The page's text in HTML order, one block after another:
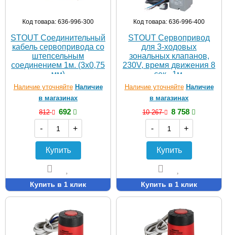
Код товара: 636-996-300
STOUT Соединительный
кабель сервопривода со
штепсельным
соединением 1м. (3х0,75
мм)
Наличие уточняйте Наличие
в магазинах
812
692
-
+
Купить
Купить в 1 клик
Код товара: 636-996-400
STOUT Сервопривод
для 3-ходовых
зональных клапанов,
230V, время движения 8
сек., 1м.
Наличие уточняйте Наличие
в магазинах
10 267
8 758
-
+
Купить
Купить в 1 клик